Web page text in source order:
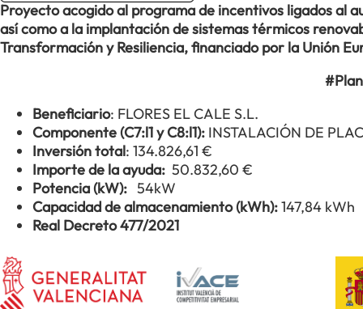
Proyecto acogido al programa de incentivos ligados al
así como a la implantación de sistemas térmicos
Transformación y Resiliencia, financiado por la Unión
Beneficiario: FLORES EL CALE S.L.
Componente (C7:l1 y C8:l1): INSTALACIÓN DE
Inversión total: 134.826,61 €
Importe de la ayuda: 50.832,60 €
Potencia (kW): 54kW
Capacidad de almacenamiento (kWh):147,84 kWh
Real Decreto 477/2021